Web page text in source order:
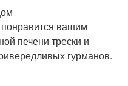
понравится вашим
печени трески и
гурманов.